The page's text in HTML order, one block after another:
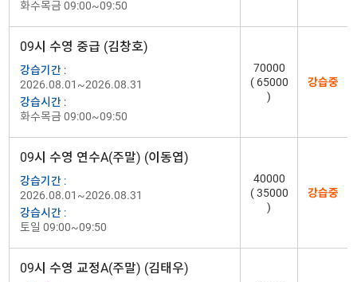
화수목금 09:00~09:50
09시 수영 중급 (김창호)
강습기간 :
2026.08.01~2026.08.31
강습시간 :
화수목금 09:00~09:50
70000
( 65000
)
강습중
09시 수영 연수A(주말) (이동엽)
강습기간 :
2026.08.01~2026.08.31
강습시간 :
토일 09:00~09:50
40000
( 35000
)
강습중
09시 수영 교정A(주말) (김태우)